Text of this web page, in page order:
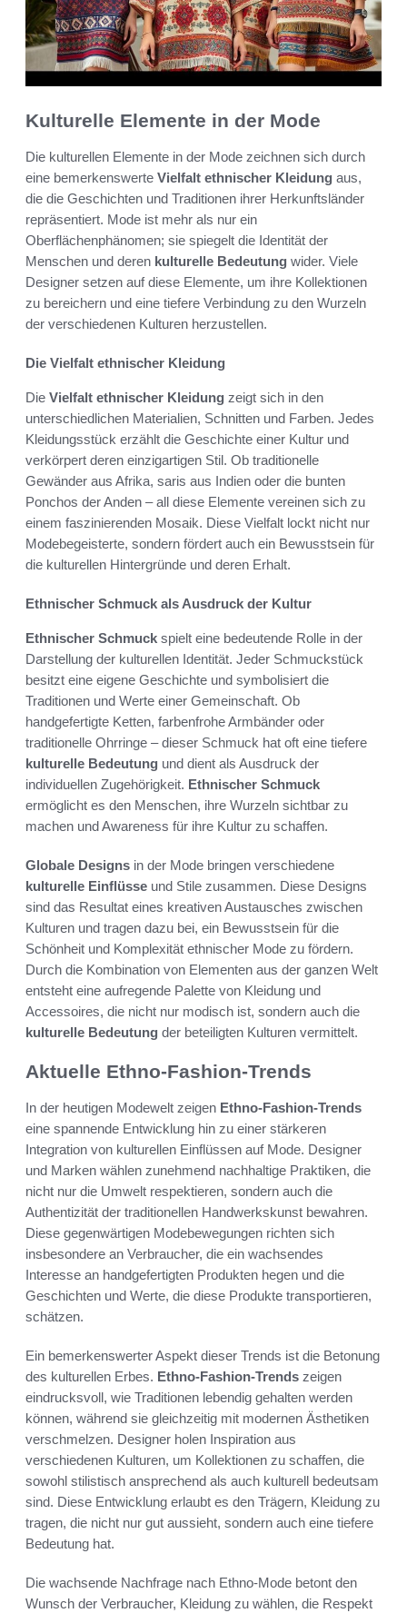
Kulturelle Elemente in der Mode
Die kulturellen Elemente in der Mode zeichnen sich durch
eine bemerkenswerte Vielfalt ethnischer Kleidung aus,
die die Geschichten und Traditionen ihrer Herkunftsländer
repräsentiert. Mode ist mehr als nur ein
Oberflächenphänomen; sie spiegelt die Identität der
Menschen und deren kulturelle Bedeutung wider. Viele
Designer setzen auf diese Elemente, um ihre Kollektionen
zu bereichern und eine tiefere Verbindung zu den Wurzeln
der verschiedenen Kulturen herzustellen.
Die Vielfalt ethnischer Kleidung
Die Vielfalt ethnischer Kleidung zeigt sich in den
unterschiedlichen Materialien, Schnitten und Farben. Jedes
Kleidungsstück erzählt die Geschichte einer Kultur und
verkörpert deren einzigartigen Stil. Ob traditionelle
Gewänder aus Afrika, saris aus Indien oder die bunten
Ponchos der Anden – all diese Elemente vereinen sich zu
einem faszinierenden Mosaik. Diese Vielfalt lockt nicht nur
Modebegeisterte, sondern fördert auch ein Bewusstsein für
die kulturellen Hintergründe und deren Erhalt.
Ethnischer Schmuck als Ausdruck der Kultur
Ethnischer Schmuck spielt eine bedeutende Rolle in der
Darstellung der kulturellen Identität. Jeder Schmuckstück
besitzt eine eigene Geschichte und symbolisiert die
Traditionen und Werte einer Gemeinschaft. Ob
handgefertigte Ketten, farbenfrohe Armbänder oder
traditionelle Ohrringe – dieser Schmuck hat oft eine tiefere
kulturelle Bedeutung und dient als Ausdruck der
individuellen Zugehörigkeit. Ethnischer Schmuck
ermöglicht es den Menschen, ihre Wurzeln sichtbar zu
machen und Awareness für ihre Kultur zu schaffen.
Globale Designs in der Mode bringen verschiedene
kulturelle Einflüsse und Stile zusammen. Diese Designs
sind das Resultat eines kreativen Austausches zwischen
Kulturen und tragen dazu bei, ein Bewusstsein für die
Schönheit und Komplexität ethnischer Mode zu fördern.
Durch die Kombination von Elementen aus der ganzen Welt
entsteht eine aufregende Palette von Kleidung und
Accessoires, die nicht nur modisch ist, sondern auch die
kulturelle Bedeutung der beteiligten Kulturen vermittelt.
Aktuelle Ethno-Fashion-Trends
In der heutigen Modewelt zeigen Ethno-Fashion-Trends
eine spannende Entwicklung hin zu einer stärkeren
Integration von kulturellen Einflüssen auf Mode. Designer
und Marken wählen zunehmend nachhaltige Praktiken, die
nicht nur die Umwelt respektieren, sondern auch die
Authentizität der traditionellen Handwerkskunst bewahren.
Diese gegenwärtigen Modebewegungen richten sich
insbesondere an Verbraucher, die ein wachsendes
Interesse an handgefertigten Produkten hegen und die
Geschichten und Werte, die diese Produkte transportieren,
schätzen.
Ein bemerkenswerter Aspekt dieser Trends ist die Betonung
des kulturellen Erbes. Ethno-Fashion-Trends zeigen
eindrucksvoll, wie Traditionen lebendig gehalten werden
können, während sie gleichzeitig mit modernen Ästhetiken
verschmelzen. Designer holen Inspiration aus
verschiedenen Kulturen, um Kollektionen zu schaffen, die
sowohl stilistisch ansprechend als auch kulturell bedeutsam
sind. Diese Entwicklung erlaubt es den Trägern, Kleidung zu
tragen, die nicht nur gut aussieht, sondern auch eine tiefere
Bedeutung hat.
Die wachsende Nachfrage nach Ethno-Mode betont den
Wunsch der Verbraucher, Kleidung zu wählen, die Respekt